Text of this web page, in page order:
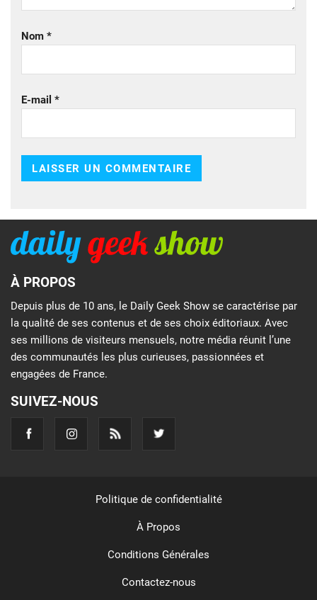
Nom *
E-mail *
À PROPOS
Depuis plus de 10 ans, le Daily Geek Show se caractérise par
la qualité de ses contenus et de ses choix éditoriaux. Avec
ses millions de visiteurs mensuels, notre média réunit l’une
des communautés les plus curieuses, passionnées et
engagées de France.
SUIVEZ-NOUS
Politique de confidentialité
À Propos
Conditions Générales
Contactez-nous